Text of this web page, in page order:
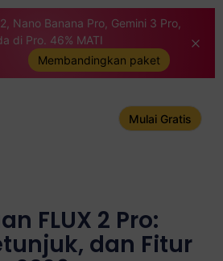
Nano Banana Pro, Gemini 3 Pro,
di Pro. 46% MATI
Membandingkan paket
Mulai Gratis
FLUX 2 Pro:
dan Fitur